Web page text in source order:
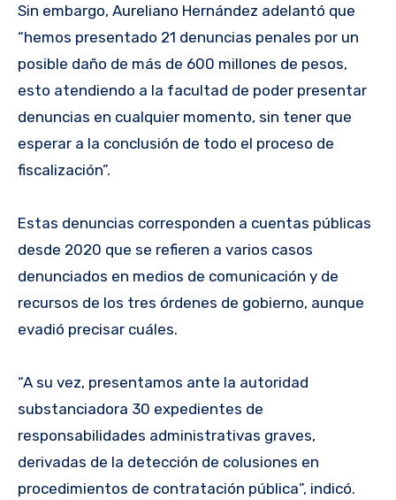
Sin embargo, Aureliano Hernández adelantó que
“hemos presentado 21 denuncias penales por un
posible daño de más de 600 millones de pesos,
esto atendiendo a la facultad de poder presentar
denuncias en cualquier momento, sin tener que
esperar a la conclusión de todo el proceso de
fiscalización”.
Estas denuncias corresponden a cuentas públicas
desde 2020 que se refieren a varios casos
denunciados en medios de comunicación y de
recursos de los tres órdenes de gobierno, aunque
evadió precisar cuáles.
“A su vez, presentamos ante la autoridad
substanciadora 30 expedientes de
responsabilidades administrativas graves,
derivadas de la detección de colusiones en
procedimientos de contratación pública”, indicó.